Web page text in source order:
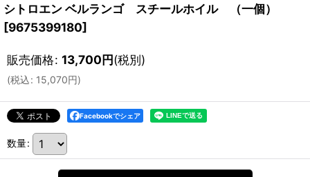
シトロエン ベルランゴ スチールホイル （一個）
[9675399180]
販売価格: 13,700円(税別)
(税込: 15,070円)
Facebookでシェア
数量: